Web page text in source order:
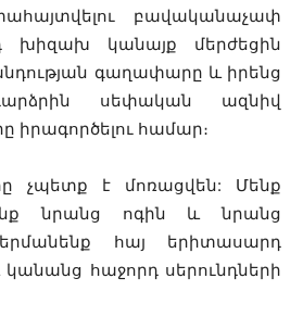
բավականաչափ
խիզախ կանայք մերժեցին
գաղափարը և իրենց
սեփական ազնիվ
իրագործելու համար։
չպետք է մոռացվեն: Մենք
նրանց ոգին և նրանց
հայ երիտասարդ
հաջորդ սերունդների